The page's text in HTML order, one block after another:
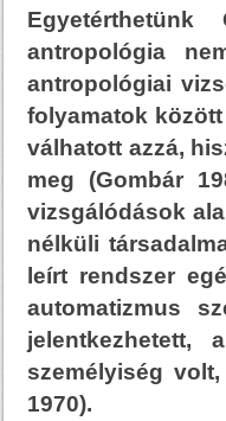
antropológia
antropológiai
folyamatok
válhatott azzá,
meg (Gombár
vizsgálódások
nélküli
leírt rendszer
automatizmus
jelentkezhetett,
személyiség
1970).